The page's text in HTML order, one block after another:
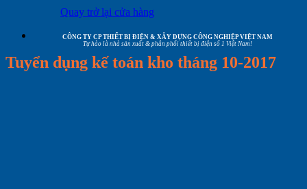
Quay trở lại cửa hàng
CÔNG TY CP THIẾT BỊ ĐIỆN & XÂY DỰNG CÔNG NGHIỆP VIỆT NAM
Tự hào là nhà sản xuất & phân phối thiết bị điện số 1 Việt Nam!
Tuyển dụng kế toán kho tháng 10-2017